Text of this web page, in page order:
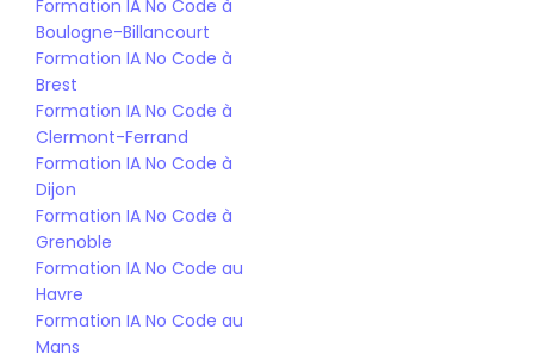
Formation IA No Code à
Boulogne-Billancourt
Formation IA No Code à
Brest
Formation IA No Code à
Clermont-Ferrand
Formation IA No Code à
Dijon
Formation IA No Code à
Grenoble
Formation IA No Code au
Havre
Formation IA No Code au
Mans